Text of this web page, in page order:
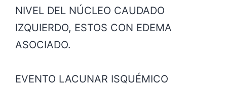
NIVEL DEL NÚCLEO CAUDADO
IZQUIERDO, ESTOS CON EDEMA
ASOCIADO.
EVENTO LACUNAR ISQUÉMICO